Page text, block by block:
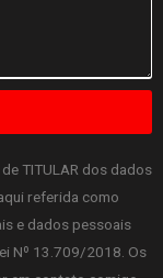
TITULAR dos dados
referida como
e dados pessoais
Nº 13.709/2018. Os